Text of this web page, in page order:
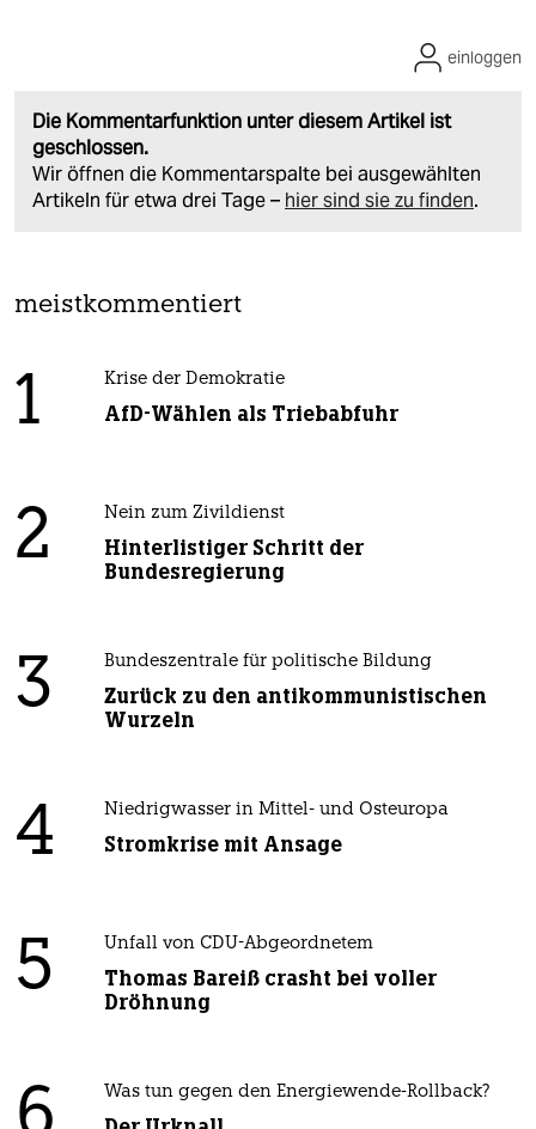
Die Kommentarfunktion unter diesem Artikel ist
geschlossen.
Wir öffnen die Kommentarspalte bei ausgewählten
Artikeln für etwa drei Tage – hier sind sie zu finden.
einloggen
meistkommentiert
1 Krise der Demokratie
AfD-Wählen als Triebabfuhr
2 Nein zum Zivildienst
Hinterlistiger Schritt der
Bundesregierung
3 Bundeszentrale für politische Bildung
Zurück zu den antikommunistischen
Wurzeln
4 Niedrigwasser in Mittel- und Osteuropa
Stromkrise mit Ansage
5 Unfall von CDU-Abgeordnetem
Thomas Bareiß crasht bei voller
Dröhnung
Was tun gegen den Energiewende-Rollback?